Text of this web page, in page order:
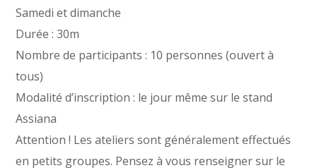
Samedi et dimanche
Durée : 30m
Nombre de participants : 10 personnes (ouvert à
tous)
Modalité d’inscription : le jour même sur le stand
Assiana
Attention ! Les ateliers sont généralement effectués
en petits groupes. Pensez à vous renseigner sur le